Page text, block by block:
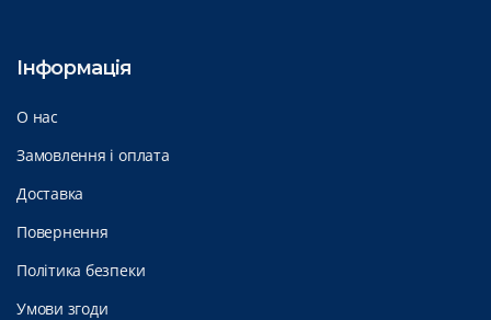
Інформація
О нас
Замовлення і оплата
Доставка
Повернення
Політика безпеки
Умови згоди